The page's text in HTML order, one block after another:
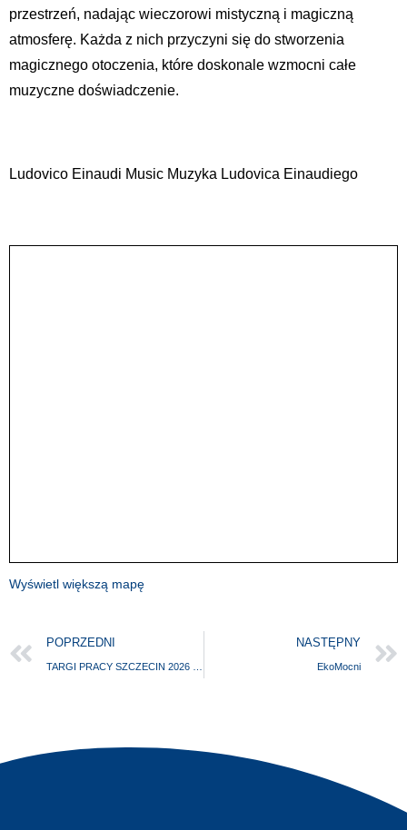
przestrzeń, nadając wieczorowi mistyczną i magiczną
atmosferę. Każda z nich przyczyni się do stworzenia
magicznego otoczenia, które doskonale wzmocni całe
muzyczne doświadczenie.
Ludovico Einaudi Music Muzyka Ludovica Einaudiego
Wyświetl większą mapę
POPRZEDNI NASTĘPNY
EkoMocni